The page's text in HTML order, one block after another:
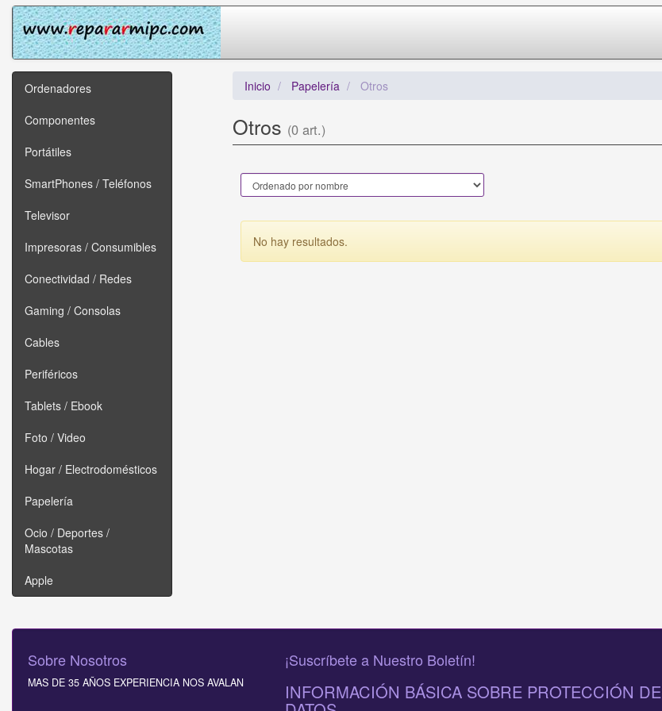
Ordenadores
Componentes
Portátiles
SmartPhones / Teléfonos
Televisor
Impresoras / Consumibles
Conectividad / Redes
Gaming / Consolas
Cables
Periféricos
Tablets / Ebook
Foto / Video
Hogar / Electrodomésticos
Papelería
Ocio / Deportes /
Mascotas
Apple
Inicio Papelería Otros
Otros (0 art.)
No hay resultados.
Sobre Nosotros
MAS DE 35 AÑOS EXPERIENCIA NOS AVALAN
¡Suscríbete a Nuestro Boletín!
INFORMACIÓN BÁSICA SOBRE PROTECCIÓN DE